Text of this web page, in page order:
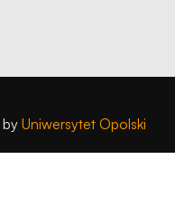
Uniwersytet Opolski